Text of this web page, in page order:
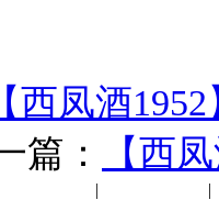
【西凤酒
：
【西
|